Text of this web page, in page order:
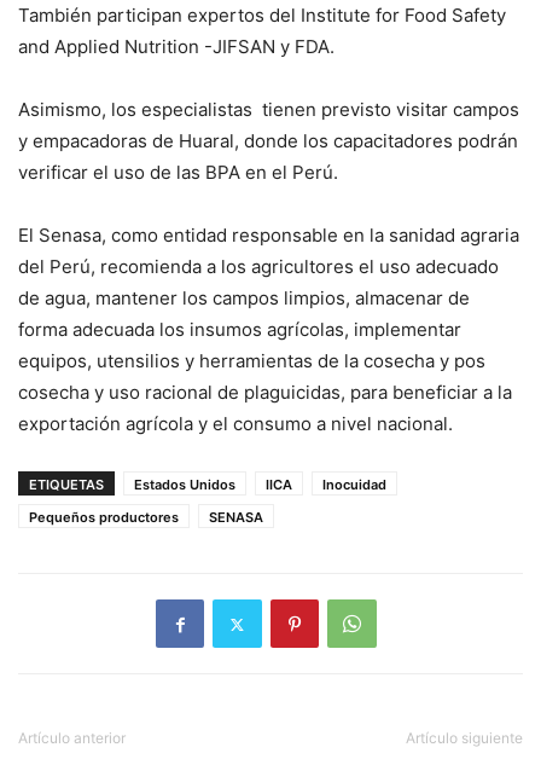
También participan expertos del Institute for Food Safety
and Applied Nutrition -JIFSAN y FDA.
Asimismo, los especialistas tienen previsto visitar campos
y empacadoras de Huaral, donde los capacitadores podrán
verificar el uso de las BPA en el Perú.
El Senasa, como entidad responsable en la sanidad agraria
del Perú, recomienda a los agricultores el uso adecuado
de agua, mantener los campos limpios, almacenar de
forma adecuada los insumos agrícolas, implementar
equipos, utensilios y herramientas de la cosecha y pos
cosecha y uso racional de plaguicidas, para beneficiar a la
exportación agrícola y el consumo a nivel nacional.
ETIQUETAS Estados Unidos IICA
Inocuidad
Pequeños productores
SENASA
Artículo anterior Artículo siguiente